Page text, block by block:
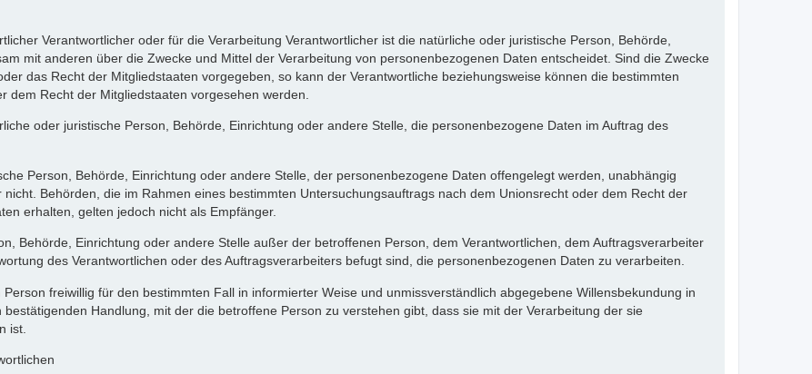
Verantwortlicher oder für die Verarbeitung Verantwortlicher ist die natürliche oder juristische Person, Behörde,
mit anderen über die Zwecke und Mittel der Verarbeitung von personenbezogenen Daten entscheidet. Sind die Zwecke
das Recht der Mitgliedstaaten vorgegeben, so kann der Verantwortliche beziehungsweise können die bestimmten
Recht der Mitgliedstaaten vorgesehen werden.
oder juristische Person, Behörde, Einrichtung oder andere Stelle, die personenbezogene Daten im Auftrag des
Person, Behörde, Einrichtung oder andere Stelle, der personenbezogene Daten offengelegt werden, unabhängig
Behörden, die im Rahmen eines bestimmten Untersuchungsauftrags nach dem Unionsrecht oder dem Recht der
erhalten, gelten jedoch nicht als Empfänger.
Behörde, Einrichtung oder andere Stelle außer der betroffenen Person, dem Verantwortlichen, dem Auftragsverarbeiter
des Verantwortlichen oder des Auftragsverarbeiters befugt sind, die personenbezogenen Daten zu verarbeiten.
freiwillig für den bestimmten Fall in informierter Weise und unmissverständlich abgegebene Willensbekundung in
Handlung, mit der die betroffene Person zu verstehen gibt, dass sie mit der Verarbeitung der sie
ist.